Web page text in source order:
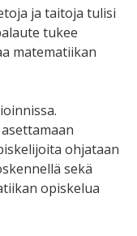
ja taitoja tulisi
tukee
matematiikan
ohjataan
sekä
opiskelua